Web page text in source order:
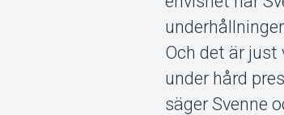
Och det är just
under hård
säger Svenne